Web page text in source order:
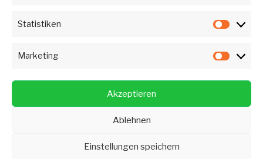
Statistiken
Marketing
Akzeptieren
Ablehnen
Einstellungen speichern
Au
Au